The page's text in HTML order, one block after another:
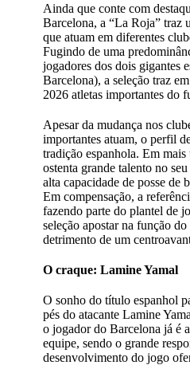
Ainda que conte com
Barcelona, a “La Roja” traz
que atuam em diferentes
Fugindo de uma
jogadores dos dois gigantes
Barcelona), a seleção traz
2026 atletas importantes do
Apesar da mudança nos
importantes atuam, o perfil
tradição espanhola. Em
ostenta grande talento no
alta capacidade de posse de
Em compensação, a
fazendo parte do plantel de
seleção apostar na função
detrimento de um
O craque: Lamine Yamal
O sonho do título espanhol
pés do atacante Lamine
o jogador do Barcelona já é
equipe, sendo o grande
desenvolvimento do jogo